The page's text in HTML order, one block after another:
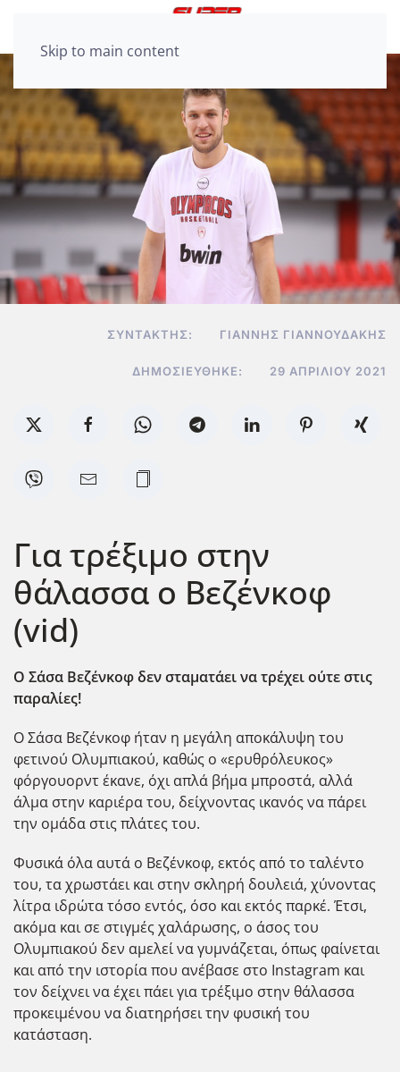
Skip to main content
ΣΥΝΤΆΚΤΗΣ: ΓΙΆΝΝΗΣ ΓΙΑΝΝΟΥΔΆΚΗΣ
ΔΗΜΟΣΙΕΎΘΗΚΕ: 29 ΑΠΡΙΛΊΟΥ 2021
Για τρέξιμο στην
θάλασσα ο Βεζένκοφ
(vid)
Ο Σάσα Βεζένκοφ δεν σταματάει να τρέχει ούτε στις
παραλίες!
Ο Σάσα Βεζένκοφ ήταν η μεγάλη αποκάλυψη του
φετινού Ολυμπιακού, καθώς ο «ερυθρόλευκος»
φόργουορντ έκανε, όχι απλά βήμα μπροστά, αλλά
άλμα στην καριέρα του, δείχνοντας ικανός να πάρει
την ομάδα στις πλάτες του.
Φυσικά όλα αυτά ο Βεζένκοφ, εκτός από το ταλέντο
του, τα χρωστάει και στην σκληρή δουλειά, χύνοντας
λίτρα ιδρώτα τόσο εντός, όσο και εκτός παρκέ. Έτσι,
ακόμα και σε στιγμές χαλάρωσης, ο άσος του
Ολυμπιακού δεν αμελεί να γυμνάζεται, όπως φαίνεται
και από την ιστορία που ανέβασε στο Instagram και
τον δείχνει να έχει πάει για τρέξιμο στην θάλασσα
προκειμένου να διατηρήσει την φυσική του
κατάσταση.